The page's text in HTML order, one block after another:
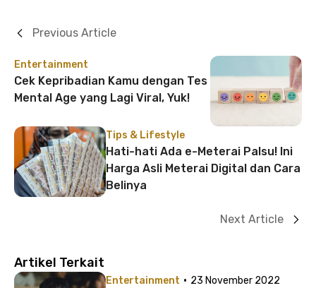
Entertainment
Cek Kepribadian Kamu dengan Tes
Mental Age yang Lagi Viral, Yuk!
Previous Article
Tips & Lifestyle
Hati-hati Ada e-Meterai Palsu! Ini
Harga Asli Meterai Digital dan Cara
Belinya
Next Article
Artikel Terkait
Entertainment · 23 November 2022